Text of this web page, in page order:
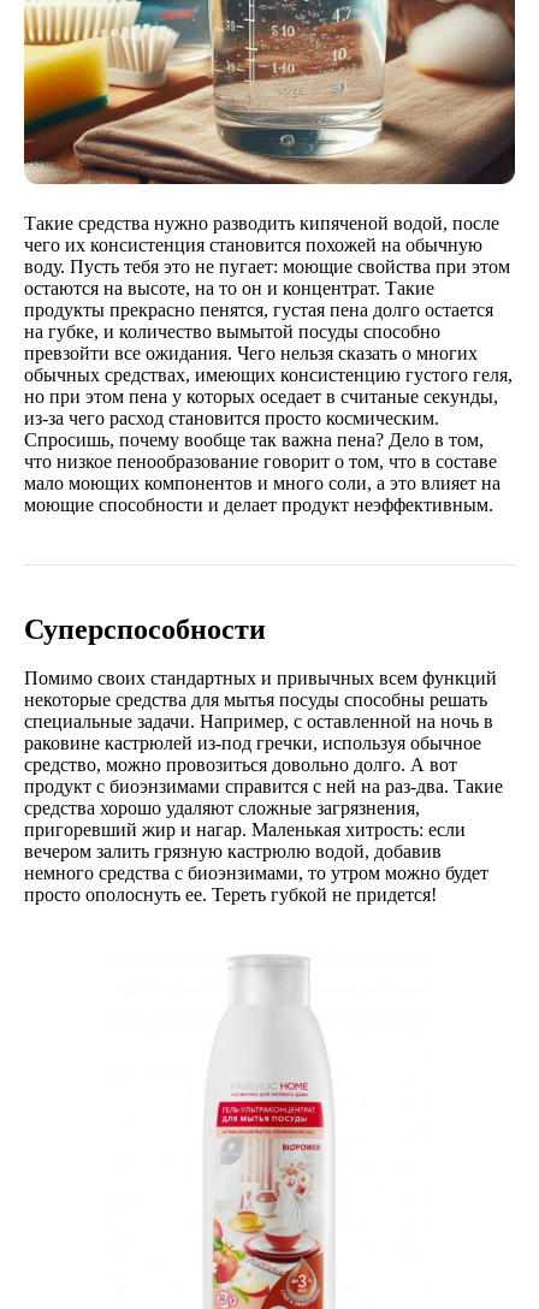
Такие средства нужно разводить кипяченой водой, после
чего их консистенция становится похожей на обычную
воду. Пусть тебя это не пугает: моющие свойства при этом
остаются на высоте, на то он и концентрат. Такие
продукты прекрасно пенятся, густая пена долго остается
на губке, и количество вымытой посуды способно
превзойти все ожидания. Чего нельзя сказать о многих
обычных средствах, имеющих консистенцию густого геля,
но при этом пена у которых оседает в считаные секунды,
из-за чего расход становится просто космическим.
Спросишь, почему вообще так важна пена? Дело в том,
что низкое пенообразование говорит о том, что в составе
мало моющих компонентов и много соли, а это влияет на
моющие способности и делает продукт неэффективным.
Суперспособности
Помимо своих стандартных и привычных всем функций
некоторые средства для мытья посуды способны решать
специальные задачи. Например, с оставленной на ночь в
раковине кастрюлей из-под гречки, используя обычное
средство, можно провозиться довольно долго. А вот
продукт с биоэнзимами справится с ней на раз-два. Такие
средства хорошо удаляют сложные загрязнения,
пригоревший жир и нагар. Маленькая хитрость: если
вечером залить грязную кастрюлю водой, добавив
немного средства с биоэнзимами, то утром можно будет
просто ополоснуть ее. Тереть губкой не придется!